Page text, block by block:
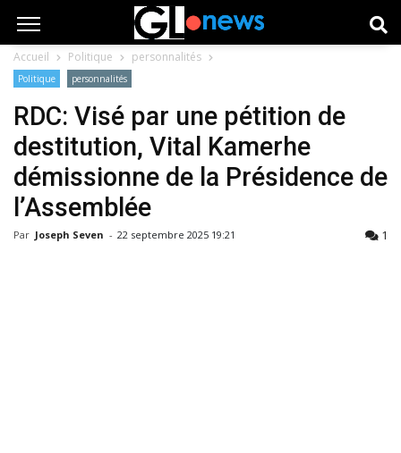
Accueil Politique personnalités
Politique personnalités
RDC: Visé par une pétition de
destitution, Vital Kamerhe
démissionne de la Présidence de
l’Assemblée
Par Joseph Seven - 22 septembre 2025 19:21 1